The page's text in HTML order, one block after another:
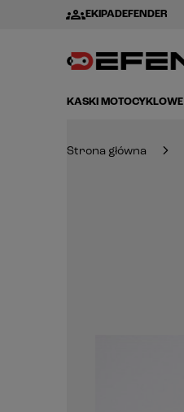
groupsEKIPADEFENDER
KASKI MOTOCYKLOWE
Strona główna